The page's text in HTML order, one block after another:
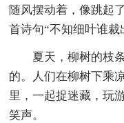
随风摆动着，像跳起
首诗句“不知细叶谁
夏天，柳树的枝
的。人们在柳树下乘
里，一起捉迷藏，玩
笑声。